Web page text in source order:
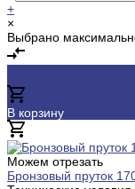
+
×
Выбрано
В корзину
Можем отрезать
Бронзовый пруток